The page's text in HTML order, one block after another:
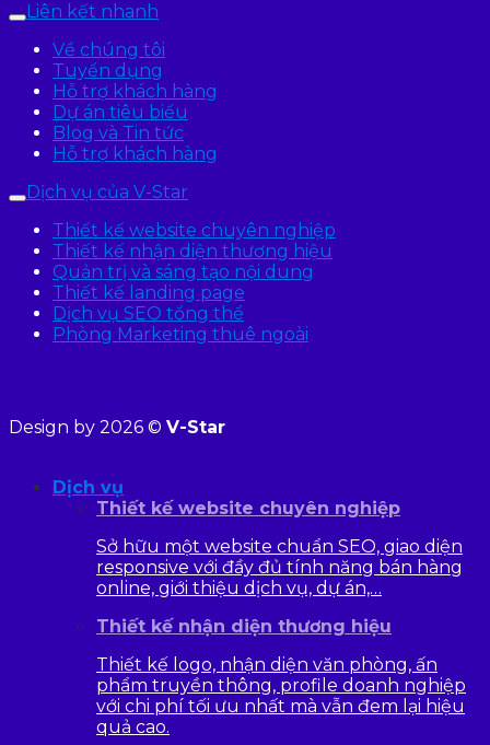
Liên kết nhanh
Về chúng tôi
Tuyển dụng
Hỗ trợ khách hàng
Dự án tiêu biểu
Blog và Tin tức
Hỗ trợ khách hàng
Dịch vụ của V-Star
Thiết kế website chuyên nghiệp
Thiết kế nhận diện thương hiệu
Quản trị và sáng tạo nội dung
Thiết kế landing page
Dịch vụ SEO tổng thể
Phòng Marketing thuê ngoài
Design by 2026 © V-Star
Dịch vụ
Thiết kế website chuyên nghiệp
Sở hữu một website chuẩn SEO, giao diện
responsive với đầy đủ tính năng bán hàng
online, giới thiệu dịch vụ, dự án,…
Thiết kế nhận diện thương hiệu
Thiết kế logo, nhận diện văn phòng, ấn
phẩm truyền thông, profile doanh nghiệp
với chi phí tối ưu nhất mà vẫn đem lại hiệu
quả cao.